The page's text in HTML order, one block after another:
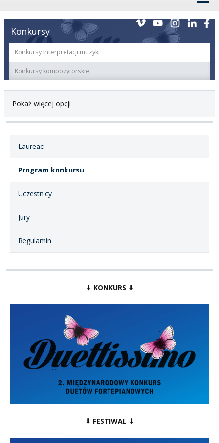
Konkursy
Konkursy interpretacji muzyki
Konkursy kompozytorskie
Pokaż więcej opcji
Laureaci
Program konkursu
Uczestnicy
Jury
Regulamin
⬇ KONKURS ⬇
⬇ FESTIWAL ⬇